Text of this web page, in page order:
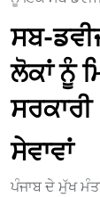
ਸਬ-
ਲੋਕਾਂ ਨੂੰ
ਸਰਕਾਰੀ
ਸੇਵਾਵਾਂ
ਪੰਜਾਬ ਦੇ ਮੁੱਖ